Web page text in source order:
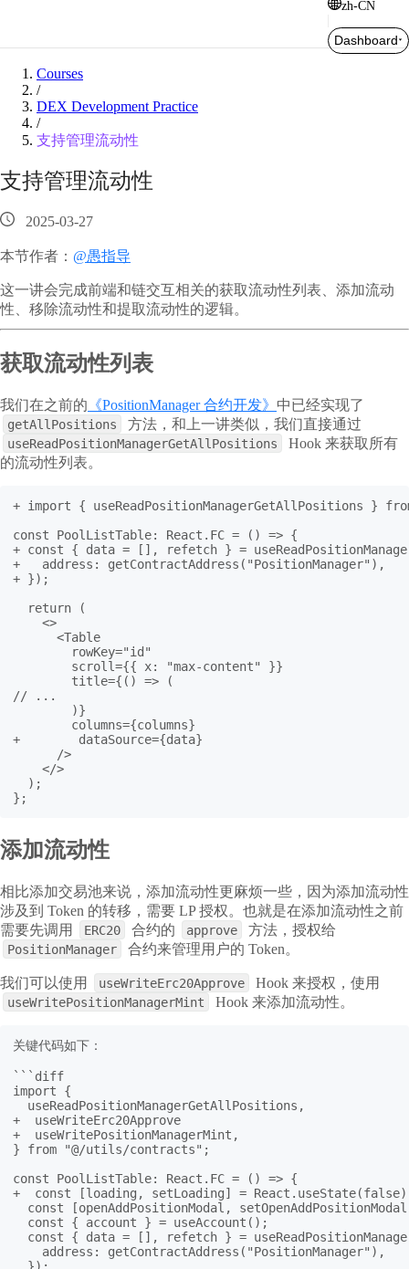
zh-CN
Dashboard
Courses
/
DEX Development Practice
/
支持管理流动性
支持管理流动性
2025-03-27
本节作者： @愚指导
这一讲会完成前端和链交互相关的获取流动性列表、添加流动
性、移除流动性和提取流动性的逻辑。
获取流动性列表
我们在之前的 《PositionManager 合约开发》 中已经实现了
getAllPositions 方法，和上一讲类似，我们直接通过
useReadPositionManagerGetAllPositions
Hook 来获取所有
的流动性列表。
+ import { useReadPositionManagerGetAllPositions }
const PoolListTable: React.FC = () => {
+ const { data = [], refetch } =
+   address: getContractAddress("PositionManager"),
+ });
  return (
    <>
      <Table
        rowKey="id"
        scroll={{ x: "max-content" }}
        title={() => (
// ...
        )}
        columns={columns}
+        dataSource={data}
      />
    </>
  );
};
添加流动性
相比添加交易池来说，添加流动性更麻烦一些，因为添加流动性
涉及到 Token 的转移，需要 LP 授权。也就是在添加流动性之前
需要先调用
ERC20 合约的 approve 方法，授权给
PositionManager 合约来管理用户的 Token。
我们可以使用 useWriteErc20Approve Hook 来授权，使用
useWritePositionManagerMint Hook 来添加流动性。
关键代码如下：
```diff
import {
  useReadPositionManagerGetAllPositions,
+  useWriteErc20Approve
+  useWritePositionManagerMint,
} from "@/utils/contracts";
const PoolListTable: React.FC = () => {
+  const [loading, setLoading] =
const [openAddPositionModal,
  const { account } = useAccount();
const { data = [], refetch } =
    address: getContractAddress("PositionManager"),